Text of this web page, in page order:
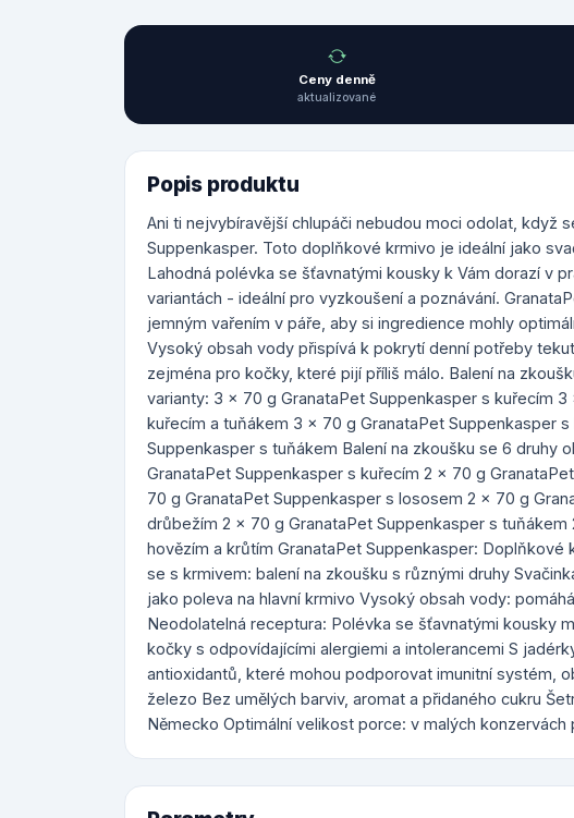
Ceny denně
aktualizované
Popis produktu
Ani ti nejvybíravější chlupáči nebudou moci odolat, když
Suppenkasper. Toto doplňkové krmivo je ideální jako
Lahodná polévka se šťavnatými kousky k Vám dorazí v
variantách - ideální pro vyzkoušení a poznávání.
jemným vařením v páře, aby si ingredience mohly
Vysoký obsah vody přispívá k pokrytí denní potřeby
zejména pro kočky, které pijí příliš málo. Balení na
varianty: 3 x 70 g GranataPet Suppenkasper s kuřecím
kuřecím a tuňákem 3 x 70 g GranataPet Suppenkasper
Suppenkasper s tuňákem Balení na zkoušku se 6 druhy
GranataPet Suppenkasper s kuřecím 2 x 70 g
70 g GranataPet Suppenkasper s lososem 2 x 70 g
drůbežím 2 x 70 g GranataPet Suppenkasper s
hovězím a krůtím GranataPet Suppenkasper:
se s krmivem: balení na zkoušku s různými druhy
jako poleva na hlavní krmivo Vysoký obsah vody:
Neodolatelná receptura: Polévka se šťavnatými kousky
kočky s odpovídajícími alergiemi a intolerancemi S
antioxidantů, které mohou podporovat imunitní systém,
železo Bez umělých barviv, aromat a přidaného cukru
Německo Optimální velikost porce: v malých